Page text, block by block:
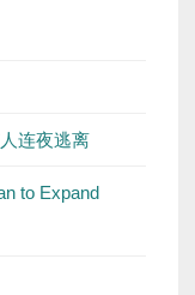
连夜逃离
to Expand